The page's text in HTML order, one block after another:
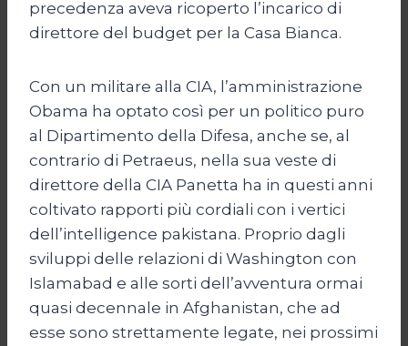
precedenza aveva ricoperto l’incarico di
direttore del budget per la Casa Bianca.
Con un militare alla CIA, l’amministrazione
Obama ha optato così per un politico puro
al Dipartimento della Difesa, anche se, al
contrario di Petraeus, nella sua veste di
direttore della CIA Panetta ha in questi anni
coltivato rapporti più cordiali con i vertici
dell’intelligence pakistana. Proprio dagli
sviluppi delle relazioni di Washington con
Islamabad e alle sorti dell’avventura ormai
quasi decennale in Afghanistan, che ad
esse sono strettamente legate, nei prossimi